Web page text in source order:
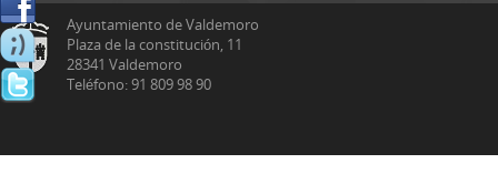
Ayuntamiento de Valdemoro
Plaza de la constitución, 11
28341 Valdemoro
Teléfono: 91 809 98 90